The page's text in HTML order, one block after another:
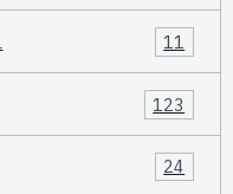
11
123
24